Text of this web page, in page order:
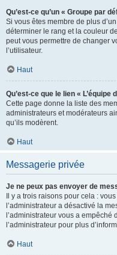
Qu’est-ce qu’un « Groupe par
Si vous êtes membre de plus
déterminer le rang et la couleur
peut vous permettre de changer
l’utilisateur.
Haut
Qu’est-ce que le lien « L’équipe
Cette page donne la liste des
administrateurs et modérateurs
qu’ils modèrent.
Haut
Messagerie privée
Je ne peux pas envoyer de
Il y a trois raisons pour cela :
l’administrateur a désactivé la
l’administrateur vous a empêché
l’administrateur pour plus
Haut